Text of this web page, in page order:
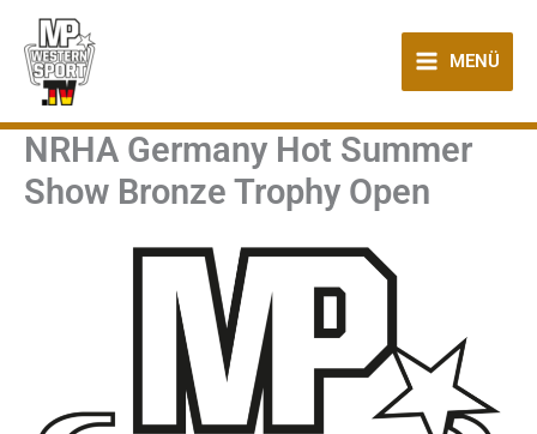
Inhalt
springen
MENÜ
NRHA Germany Hot Summer
Show Bronze Trophy Open